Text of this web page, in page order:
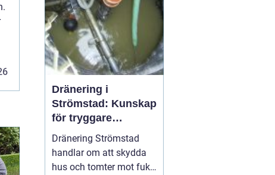
Dränering i
Strömstad: Kunskap
för tryggare
husgrunder
Dränering Strömstad
handlar om att skydda
hus och tomter mot fukt,